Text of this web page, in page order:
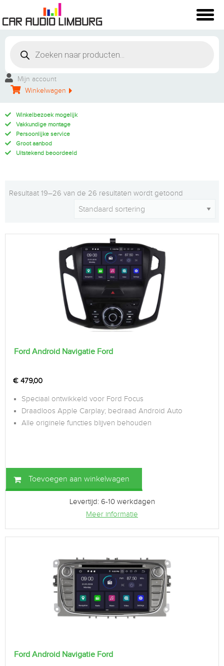
Mijn account
Winkelwagen
Winkelbezoek mogelijk
Vakkundige montage
Persoonlijke service
Groot aanbod
Uitstekend beoordeeld
Resultaat 19–26 van de 26 resultaten wordt getoond
Ford Android Navigatie Ford
€ 479,00
Speciaal ontwikkeld voor Ford Focus
Draadloos Apple Carplay; bedraad Android Auto
Alle originele functies blijven behouden
Toevoegen aan winkelwagen
Levertijd: 6-10 werkdagen
Meer informatie
Ford Android Navigatie Ford